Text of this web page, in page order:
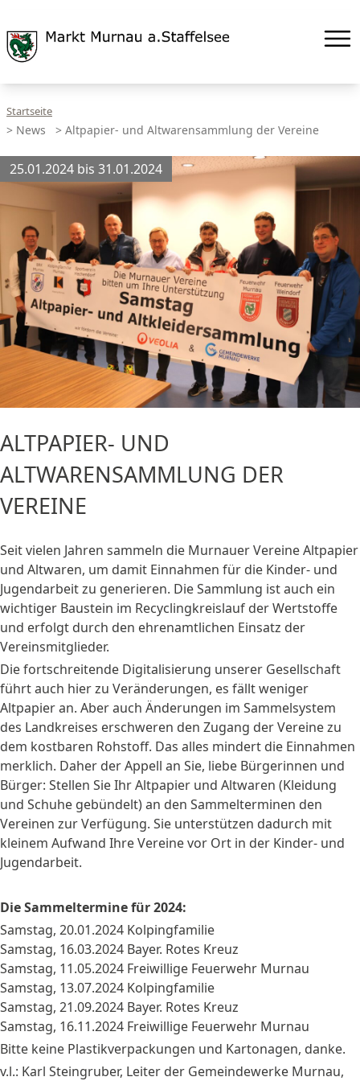
Startseite
> News > Altpapier- und Altwarensammlung der Vereine
25.01.2024 bis 31.01.2024
ALTPAPIER- UND
ALTWARENSAMMLUNG DER
VEREINE
Seit vielen Jahren sammeln die Murnauer Vereine Altpapier
und Altwaren, um damit Einnahmen für die Kinder- und
Jugendarbeit zu generieren. Die Sammlung ist auch ein
wichtiger Baustein im Recyclingkreislauf der Wertstoffe
und erfolgt durch den ehrenamtlichen Einsatz der
Vereinsmitglieder.
Die fortschreitende Digitalisierung unserer Gesellschaft
führt auch hier zu Veränderungen, es fällt weniger
Altpapier an. Aber auch Änderungen im Sammelsystem
des Landkreises erschweren den Zugang der Vereine zu
dem kostbaren Rohstoff. Das alles mindert die Einnahmen
merklich. Daher der Appell an Sie, liebe Bürgerinnen und
Bürger: Stellen Sie Ihr Altpapier und Altwaren (Kleidung
und Schuhe gebündelt) an den Sammelterminen den
Vereinen zur Verfügung. Sie unterstützen dadurch mit
kleinem Aufwand Ihre Vereine vor Ort in der Kinder- und
Jugendarbeit.
Die Sammeltermine für 2024:
Samstag, 20.01.2024 Kolpingfamilie
Samstag, 16.03.2024 Bayer. Rotes Kreuz
Samstag, 11.05.2024 Freiwillige Feuerwehr Murnau
Samstag, 13.07.2024 Kolpingfamilie
Samstag, 21.09.2024 Bayer. Rotes Kreuz
Samstag, 16.11.2024 Freiwillige Feuerwehr Murnau
Bitte keine Plastikverpackungen und Kartonagen, danke.
v.l.: Karl Steingruber, Leiter der Gemeindewerke Murnau,